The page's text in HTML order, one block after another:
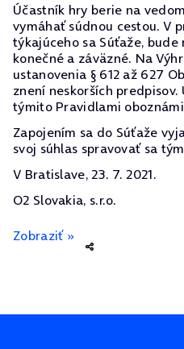
Účastník hry berie na
vymáhať súdnou cestou. V
týkajúceho sa Súťaže,
konečné a záväzné. Na
ustanovenia § 612 až 627
znení neskorších
týmito Pravidlami
Zapojením sa do Súťaže
svoj súhlas spravovať sa
V Bratislave, 23. 7. 2021.
O2 Slovakia, s.r.o.
Zobraziť »